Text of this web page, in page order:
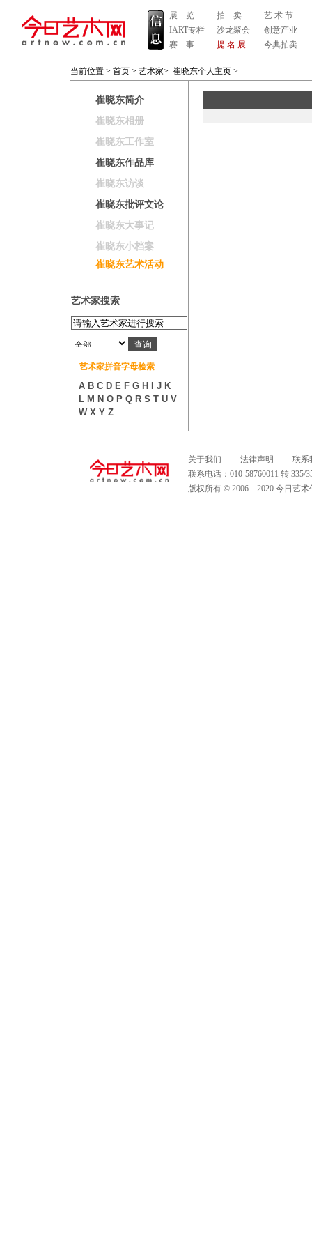
展 览
IART专栏
赛 事
拍 卖
沙龙聚会
提 名 展
艺 术 节
创意产业
今典拍卖
当前位置 > 首页 > 艺术家> 崔晓东个人主页 >
崔晓东简介
崔晓东相册
崔晓东工作室
崔晓东作品库
崔晓东访谈
崔晓东批评文论
崔晓东大事记
崔晓东小档案
崔晓东艺术活动
艺术家搜索
艺术家拼音字母检索
A B C D E F G H J K
L M N O P Q R S T U V
W X Y Z
关于我们 法律声明
联系
联系电话：010-58760011 转
版权所有 © 2006－2020 今日艺